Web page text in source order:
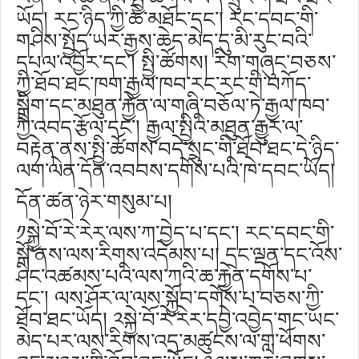
ཡོད། རང་ཉིད་ཀྱི་ཆེ་མཐོང་དང༌། རང་དབང་གི་
གཤིས་སྤྱོད་ཡར་རྒྱས་ཆེད་མེད་དུ་མི་རུང་བའི་
དཔལ་འབྱོར་དང༌། སྤྱི་ཚོགས། རིག་གཞུང་བཅས་
ཀྱི་ཐོབ་ཐང་ཁག་རྒྱལ་ཁབ་རང་རང་གི་བཀོད་
སྒྲིག་དང་མཐུན་རྐྱེན་ལ་གཞི་བཅོལ་ཏེ་རྒྱལ་ཁབ་
ཀྱི་འབད་རྩོལ་དང༌། རྒྱལ་སྤྱིའི་མཐུན་རྒྱུར་ལ་
བརྟེན་ནས་སྤྱི་ཚོགས་བདེ་སྲུང་གི་ཐོབ་ཐང་དེ་ཉིད་
ལག་ལེན་དོན་འབབས་དགོས་པའི་ཁེ་དབང་ཡོད།
དོན་ཚན་ཉེར་གསུམ་པ།
༡སྐྱེ་བོ་རེ་རེར་ལས་ཀ་བྱེད་པ་དང༌། རང་དབང་གི་
སྒོ་ནས་ལས་རིགས་འདེམས་པ། དྲང་ལྡན་དང་འོས་
ཤིང་འཚམས་པའི་ལས་ཀའི་ཆ་རྐྱེན་དགོས་པ་
དང༌། ལས་ཤོར་ལ་ལས་སྐྱོབ་དགོས་པ་བཅས་ཀྱི་
ཐོབ་ཐང་ཡོད། ༢སྐྱེ་བོ་རེ་རེར་དབྱེ་འབྱེད་གང་ཡང་
མེད་པར་ལས་རིགས་འདྲ་མཚུངས་ལ་གླ་ཕོགས་